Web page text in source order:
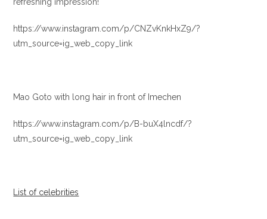
https://www.instagram.com/p/CNZvKnkHxZ9/?
utm_source=ig_web_copy_link
Mao Goto with long hair in front of Imechen
https://www.instagram.com/p/B-buX4lncdf/?
utm_source=ig_web_copy_link
List of celebrities